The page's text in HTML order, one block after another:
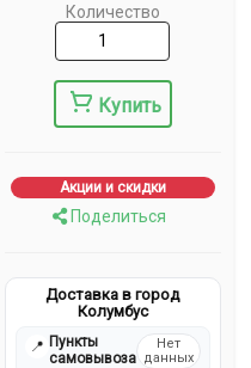
Количество
Купить
Акции и скидки
Поделиться
Доставка в город
Колумбус
📍 Пункты
самовывоза
Нет
данных